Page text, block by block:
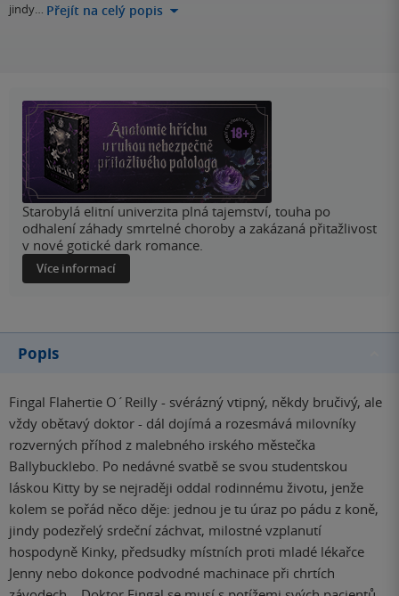
jindy… Přejít na celý popis
Starobylá elitní univerzita plná tajemství, touha po
odhalení záhady smrtelné choroby a zakázaná přitažlivost
v nové gotické dark romance.
Více informací
Popis
Fingal Flahertie O´Reilly - svérázný vtipný, někdy bručivý, ale
vždy obětavý doktor - dál dojímá a rozesmává milovníky
rozverných příhod z malebného irského městečka
Ballybucklebo. Po nedávné svatbě se svou studentskou
láskou Kitty by se nejraději oddal rodinnému životu, jenže
kolem se pořád něco děje: jednou je tu úraz po pádu z koně,
jindy podezřelý srdeční záchvat, milostné vzplanutí
hospodyně Kinky, předsudky místních proti mladé lékařce
Jenny nebo dokonce podvodné machinace při chrtích